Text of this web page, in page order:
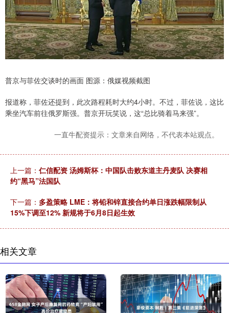
普京与菲佐交谈时的画面 图源：俄媒视频截图
报道称，菲佐还提到，此次路程耗时大约4小时。不过，菲佐说，这比
乘坐汽车前往俄罗斯强。普京开玩笑说，这“总比骑着马来强”。
一直牛配资提示：文章来自网络，不代表本站观点。
上一篇： 仁信配资 汤姆斯杯：中国队击败东道主丹麦队 决赛相
约“黑马”法国队
下一篇： 多盈策略 LME：将铅和锌直接合约单日涨跌幅限制从
15%下调至12% 新规将于6月8日起生效
相关文章